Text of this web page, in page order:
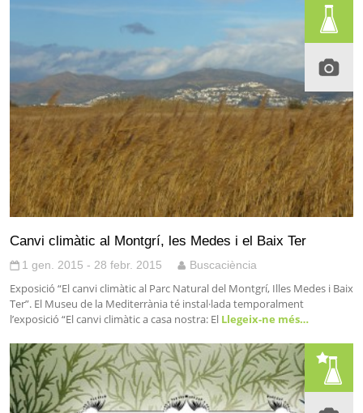
Canvi climàtic al Montgrí, les Medes i el Baix Ter
1 gen. 2015 - 28 febr. 2015 Buscaciència
Exposició “El canvi climàtic al Parc Natural del Montgrí, Illes Medes i Baix
Ter”. El Museu de la Mediterrània té instal·lada temporalment
l’exposició “El canvi climàtic a casa nostra: El Llegeix-ne més…